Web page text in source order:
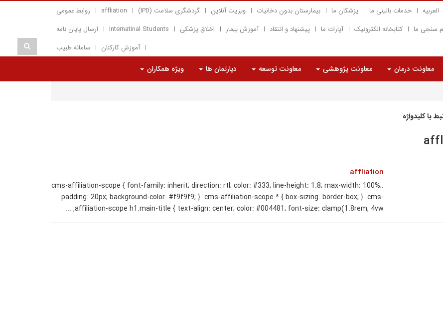
العربیه خدمات بالینی ما پزشکان ما بیمارستان بدون دخانیات ویزیت آنلاین گردشگری سلامت (IPD) affliation
روابط عمومی
سنجی ما کتابخانه الکترونیک آپارات ما پیشنهاد و انتقاد آموزش بیمار اخلاق پزشکی Internatinal Students
ارسال پایان نامه
آموزش کارکنان
سامانه طبیب
معاونت درمان معاونت پژوهشی معاونت توسعه دپارتمان ها
ویژه همکاران
با کلیدواژه
affliation
.cms-affiliation-scope { font-family: inherit; direction: rtl; color: #333; line-height: 1.8; max-width: 100%;
padding: 20px; background-color: #f9f9f9; } .cms-affiliation-scope * { box-sizing: border-box; } .cms-
affiliation-scope h1.main-title { text-align: center; color: #004481; font-size: clamp(1.8rem, 4vw, ...